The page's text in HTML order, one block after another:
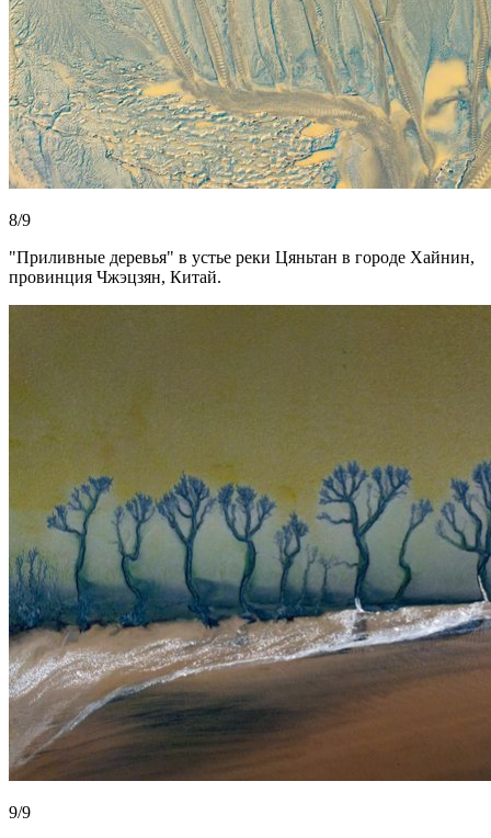
8/9
"Приливные деревья" в устье реки Цяньтан в городе Хайнин,
провинция Чжэцзян, Китай.
9/9